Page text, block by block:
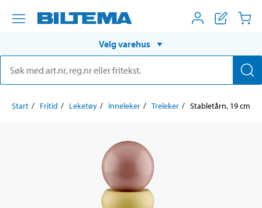
Velg varehus
Start Fritid Leketøy Inneleker Treleker Stabletårn, 19 cm